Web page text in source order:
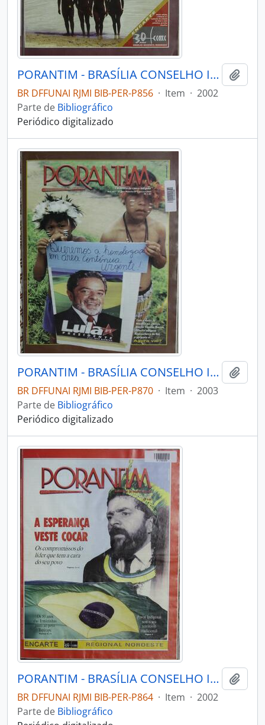
PORANTIM - BRASÍLIA CONSELHO INDIGENISTA MISSIONÁRIO - 2002 - Nº242
BR DFFUNAI RJMI BIB-PER-P856 · Item · 2002
Parte de Bibliográfico
Periódico digitalizado
PORANTIM - BRASÍLIA CONSELHO INDIGENISTA MISSIONÁRIO - 2003 - Nº256
BR DFFUNAI RJMI BIB-PER-P870 · Item · 2003
Parte de Bibliográfico
Periódico digitalizado
PORANTIM - BRASÍLIA CONSELHO INDIGENISTA MISSIONÁRIO - 2002 - Nº250
BR DFFUNAI RJMI BIB-PER-P864 · Item · 2002
Parte de Bibliográfico